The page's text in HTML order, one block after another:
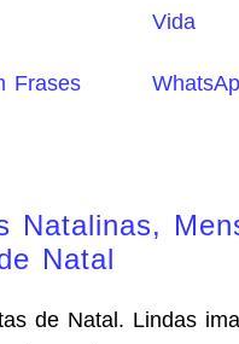
Vida
Frases
Natalinas,
Natal
de Natal. Lindas